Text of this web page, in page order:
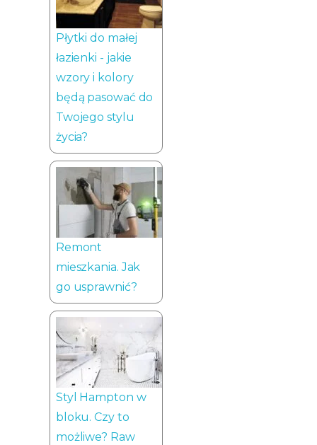
Płytki do małej
łazienki - jakie
wzory i kolory
będą pasować do
Twojego stylu
życia?
Remont
mieszkania. Jak
go usprawnić?
Styl Hampton w
bloku. Czy to
możliwe? Raw